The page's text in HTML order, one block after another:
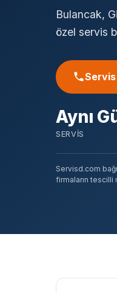
Bulancak,
özel servis
Servis
Aynı
SERVIS
Servisd.com
firmaların tescilli